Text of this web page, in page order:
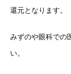
還元となります。
みずのや眼科での
い。